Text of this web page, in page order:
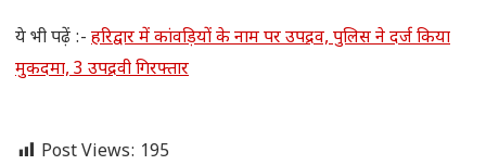
ये भी पढ़ें :- हरिद्वार में कांवड़ियों के नाम पर उपद्रव, पुलिस ने दर्ज किया
मुकदमा, 3 उपद्रवी गिरफ्तार
Post Views: 195